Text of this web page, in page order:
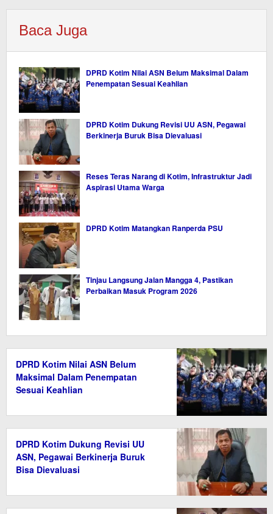
Baca Juga
DPRD Kotim Nilai ASN Belum Maksimal Dalam
Penempatan Sesuai Keahlian
DPRD Kotim Dukung Revisi UU ASN, Pegawai
Berkinerja Buruk Bisa Dievaluasi
Reses Teras Narang di Kotim, Infrastruktur Jadi
Aspirasi Utama Warga
DPRD Kotim Matangkan Ranperda PSU
Tinjau Langsung Jalan Mangga 4, Pastikan
Perbaikan Masuk Program 2026
DPRD Kotim Nilai ASN Belum
Maksimal Dalam Penempatan
Sesuai Keahlian
DPRD Kotim Dukung Revisi UU
ASN, Pegawai Berkinerja Buruk
Bisa Dievaluasi